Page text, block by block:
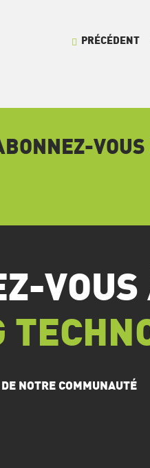
PRÉCÉDENT
VOUS
NOTRE COMMUNAUTÉ